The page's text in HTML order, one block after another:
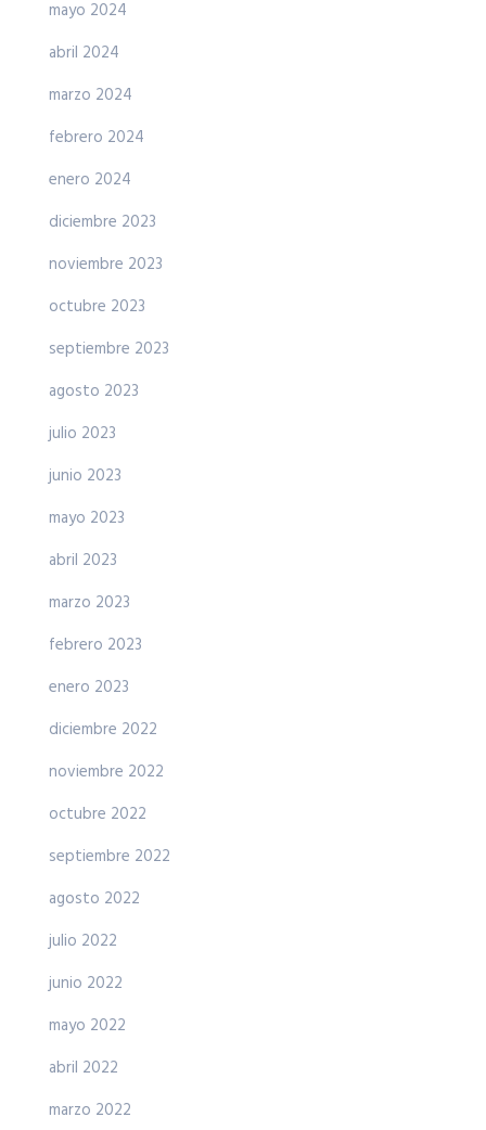
mayo 2024
abril 2024
marzo 2024
febrero 2024
enero 2024
diciembre 2023
noviembre 2023
octubre 2023
septiembre 2023
agosto 2023
julio 2023
junio 2023
mayo 2023
abril 2023
marzo 2023
febrero 2023
enero 2023
diciembre 2022
noviembre 2022
octubre 2022
septiembre 2022
agosto 2022
julio 2022
junio 2022
mayo 2022
abril 2022
marzo 2022